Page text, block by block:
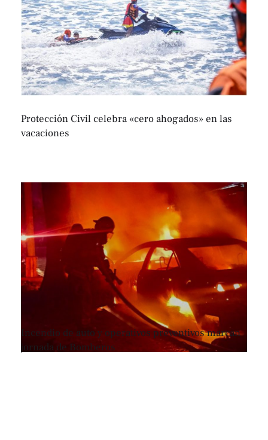
Protección Civil celebra «cero ahogados» en las
vacaciones
Incendio de auto y operativos preventivos marcan
jornada de Bomberos